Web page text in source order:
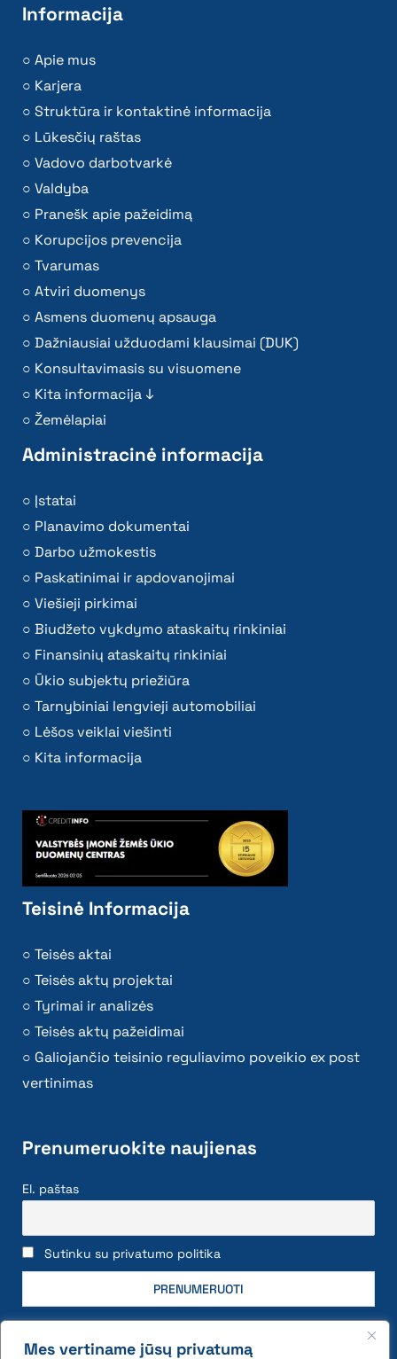
Mes vertiname jūsų privatumą
Informacija
Apie mus
Karjera
Struktūra ir kontaktinė informacija
Lūkesčių raštas
Vadovo darbotvarkė
Valdyba
Pranešk apie pažeidimą
Korupcijos prevencija
Tvarumas
Atviri duomenys
Asmens duomenų apsauga
Dažniausiai užduodami klausimai (DUK)
Konsultavimasis su visuomene
Kita informacija ↓
Žemėlapiai
Administracinė informacija
Įstatai
Planavimo dokumentai
Darbo užmokestis
Paskatinimai ir apdovanojimai
Viešieji pirkimai
Biudžeto vykdymo ataskaitų rinkiniai
Finansinių ataskaitų rinkiniai
Ūkio subjektų priežiūra
Tarnybiniai lengvieji automobiliai
Lėšos veiklai viešinti
Kita informacija
Teisinė Informacija
Teisės aktai
Teisės aktų projektai
Tyrimai ir analizės
Teisės aktų pažeidimai
Galiojančio teisinio reguliavimo poveikio ex post
vertinimas
Prenumeruokite naujienas
El. paštas
Sutinku su privatumo politika